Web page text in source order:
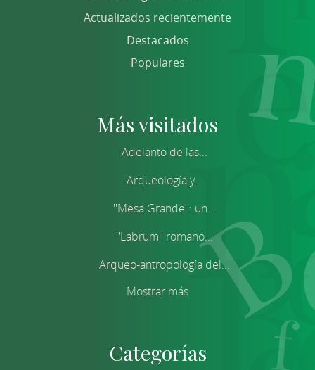
Actualizados recientemente
Destacados
Populares
Más visitados
Adelanto de las...
Arqueología y...
''Mesa Grande'': un...
''Labrum'' romano...
Arqueo-antropología del...
Mostrar más
Categorías